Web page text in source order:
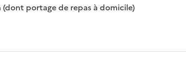
portage de repas à domicile): disponible
: non disponible